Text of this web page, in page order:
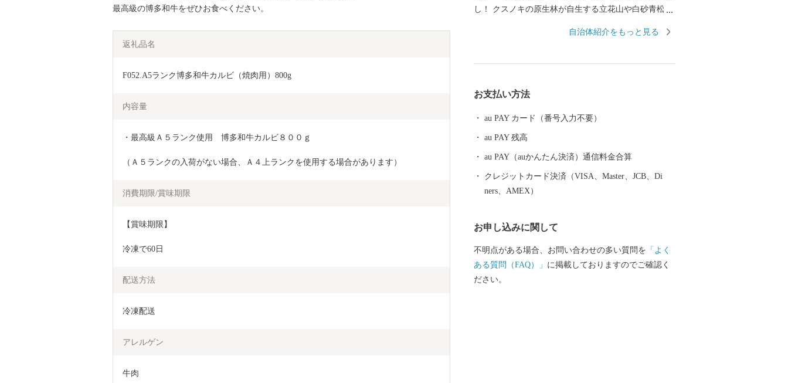
最高級の博多和牛をぜひお食べください。
返礼品名
F052.A5ランク博多和牛カルビ（焼肉用）800g
内容量
・最高級Ａ５ランク使用　博多和牛カルビ８００ｇ
（Ａ５ランクの入荷がない場合、Ａ４上ランクを使用する場合があります）
消費期限/賞味期限
【賞味期限】
冷凍で60日
配送方法
冷凍配送
アレルゲン
牛肉
し！ クスノキの原生林が自生する立花山や白砂青松の
ど自然にも恵まれています。 最強の戦国武将「立花宗
ご「あまおう」に、 皇室献上の歴史を持つ「立花みか
ん」。 海岸沿いにズラリと並ぶ水産加工所で仕上げら
メの代表格「もつ鍋」。 新宮町でしか味わえない自慢
の特産品をぜひお楽しみください！
自治体紹介をもっと見る
お支払い方法
au PAY カード（番号入力不要）
au PAY 残高
au PAY（auかんたん決済）通信料金合算
クレジットカード決済（VISA、Master、JCB、Di
ners、AMEX）
お申し込みに関して
不明点がある場合、お問い合わせの多い質問を 「よく
ある質問（FAQ）」 に掲載しておりますのでご確認く
ださい。